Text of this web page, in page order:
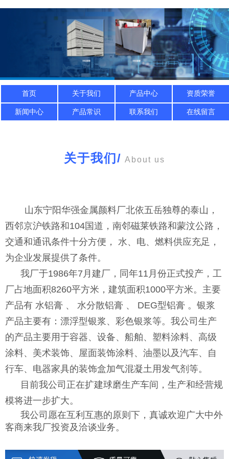
首页 关于我们 产品中心 资质荣誉
新闻中心 产品常识 联系我们 在线留言
关于我们/ About us
山东宁阳华强金属颜料厂北依五岳独尊的泰山，
西邻京沪铁路和104国道，南邻磁莱铁路和蒙汶公路，
交通和通讯条件十分方便， 水、电、燃料供应充足，
为企业发展提供了条件。
我厂于1986年7月建厂，同年11月份正式投产，工
厂占地面积8260平方米，建筑面积1000平方米。主要
产品有 水铝膏 、 水分散铝膏 、 DEG型铝膏 。银浆
产品主要有：漂浮型银浆、彩色银浆等。我公司生产
的产品主要用于容器、设备、船舶、塑料涂料、高级
涂料、美术装饰、屋面装饰涂料、油墨以及汽车、自
行车、电器家具的装饰盒加气混凝土用发气剂等。
目前我公司正在扩建球磨生产车间，生产和经营规
模将进一步扩大。
我公司愿在互利互惠的原则下，真诚欢迎广大中外
客商来我厂投资及洽谈业务。